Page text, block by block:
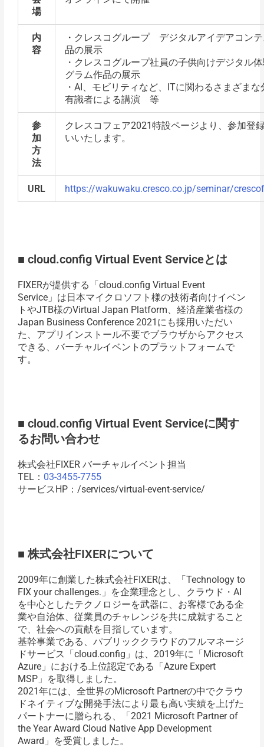
場
内
容
・クレスコグループ デジタルアイデアコン
品の展示
・クレスコグループ社員の子供向けデジタル
グラム作品の展示
・AI、モビリティなど、ITに関わるさまざまな
有識者による講演 等
参
加
方
法
クレスコフェア2021特設ページより、参加登
いいたします。
URL https://wakuwaku.cresco.co.jp/seminar/
■ cloud.config Virtual Event Serviceとは
FIXERが提供する「cloud.config Virtual Event
Service」は日本マイクロソフト様の技術者向けイベン
トやJTB様のVirtual Japan Platform、経済産業省様の
Japan Business Conference 2021にも採用いただい
た、アプリインストール不要でブラウザからアクセス
できる、バーチャルイベントのプラットフォームで
す。
■ cloud.config Virtual Event Serviceに関す
るお問い合わせ
株式会社FIXER バーチャルイベント担当
TEL： 03-3455-7755
サービスHP： /services/virtual-event-service/
■ 株式会社FIXERについて
2009年に創業した株式会社FIXERは、「Technology to
FIX your challenges.」を企業理念とし、クラウド・AI
を中心としたテクノロジーを武器に、お客様である企
業や自治体、従業員のチャレンジを共に成就すること
で、社会への貢献を目指しています。
基幹事業である、パブリッククラウドのフルマネージ
ドサービス「cloud.config」は、2019年に「Microsoft
Azure」における上位認定である「Azure Expert
MSP」を取得しました。
2021年には、全世界のMicrosoft Partnerの中でクラウ
ドネイティブな開発手法により最も高い実績を上げた
パートナーに贈られる、「2021 Microsoft Partner of
the Year Award Cloud Native App Development
Award」を受賞しました。